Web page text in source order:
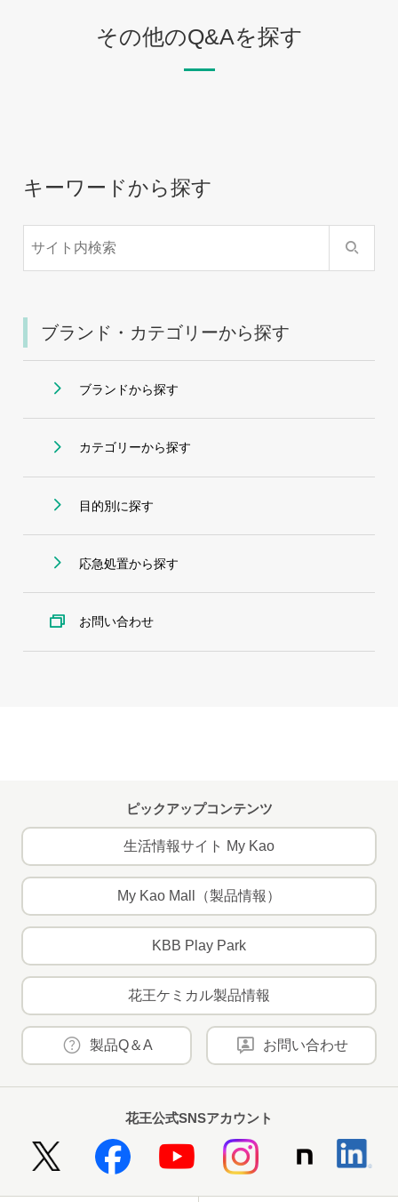
その他のQ&Aを探す
キーワードから探す
ブランド・カテゴリーから探す
ブランドから探す
カテゴリーから探す
目的別に探す
応急処置から探す
お問い合わせ
ピックアップコンテンツ
生活情報サイト My Kao
My Kao Mall（製品情報）
KBB Play Park
花王ケミカル製品情報
製品Q＆A お問い合わせ
花王公式SNSアカウント